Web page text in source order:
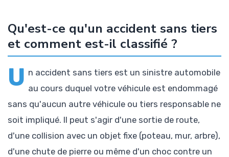
Qu'est-ce qu'un accident sans tiers
et comment est-il classifié ?
U n accident sans tiers est un sinistre automobile
au cours duquel votre véhicule est endommagé
sans qu'aucun autre véhicule ou tiers responsable ne
soit impliqué. Il peut s'agir d'une sortie de route,
d'une collision avec un objet fixe (poteau, mur, arbre),
d'une chute de pierre ou même d'un choc contre un